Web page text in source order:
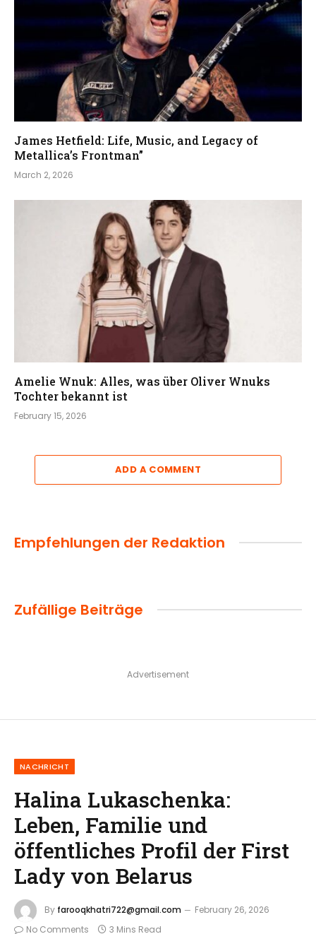
James Hetfield: Life, Music, and Legacy of
Metallica’s Frontman”
March 2, 2026
Amelie Wnuk: Alles, was über Oliver Wnuks
Tochter bekannt ist
February 15, 2026
ADD A COMMENT
Empfehlungen der Redaktion
Zufällige Beiträge
Advertisement
NACHRICHT
Halina Lukaschenka:
Leben, Familie und
öffentliches Profil der First
Lady von Belarus
By farooqkhatri722@gmail.com
February 26, 2026
No Comments
3 Mins Read